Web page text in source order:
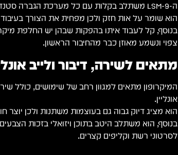
ה-LSM-9 משתלב בקלות עם כל מערכת הגברה סטנדרטית.
הוא שומר על אות חזק ולכן מפחית את הצורך
בנוסף, קל לעבוד איתו בהפקות שבהן יש החלפת
צפוי ונשמע מאוזן כבר מהחיבור הראשון.
מתאים לשירה, דיבור ולייב
המיקרופון מתאים למגוון רחב של שימושים, כולל
אונליין.
הוא מציג דיוק גבוה גם בעוצמות משתנות ולכן יוצר
בנוסף, הוא משתלב היטב בתוכן ויזואלי בזכות
לסרטוני רשת וקליפים קצרים.